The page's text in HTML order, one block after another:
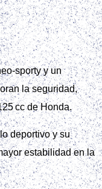
sporty y un
la seguridad,
cc de Honda.
deportivo y su
estabilidad en la